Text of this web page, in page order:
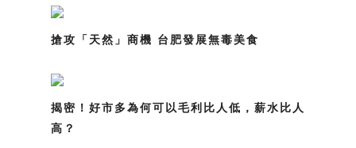
搶攻「天然」商機 台肥發展無毒美食
揭密！好市多為何可以毛利比人低，薪水比人
高？